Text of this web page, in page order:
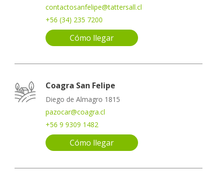
contactosanfelipe@tattersall.cl
+56 (34) 235 7200
Cómo llegar
Coagra San Felipe
Diego de Almagro 1815
pazocar@coagra.cl
+56 9 9309 1482
Cómo llegar